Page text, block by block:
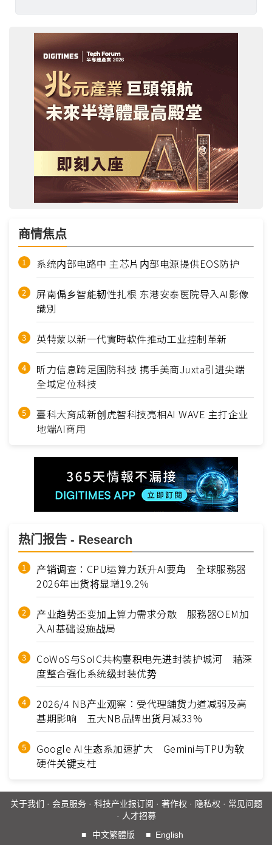
商情焦点
系统内部电路中 主芯片内部电源提供EOS防护
屏南偏乡智能韧性扎根 东港安泰医院导入AI影像
識別
英特蒙以新一代實時軟件推动工业控制革新
昕力信息跨足国防科技 携手美商Juxta引进尖端
全域定位科技
臺科大育成新创虎智科技亮相AI WAVE 主打企业
地端AI商用
热门报告 - Research
产销调查：CPU运算力跃升AI要角 全球服務器
2026年出货将显增19.2％
产业趋势丕变加上算力需求分散 服務器OEM加
入AI基础设施战局
CoWoS与SoIC共构臺积电先进封装护城河 藉深
度整合强化系统级封装优势
2026/4 NB产业观察：受代理舖货力道减弱及高
基期影响 五大NB品牌出货月减33%
Google AI生态系加速扩大 Gemini与TPU为软
硬件关键支柱
关于我们 · 会员服务· 科技产业报订阅 · 著作权 · 隐私权 · 常见问题
· 人才招募
■
中文繁體版 ■ English